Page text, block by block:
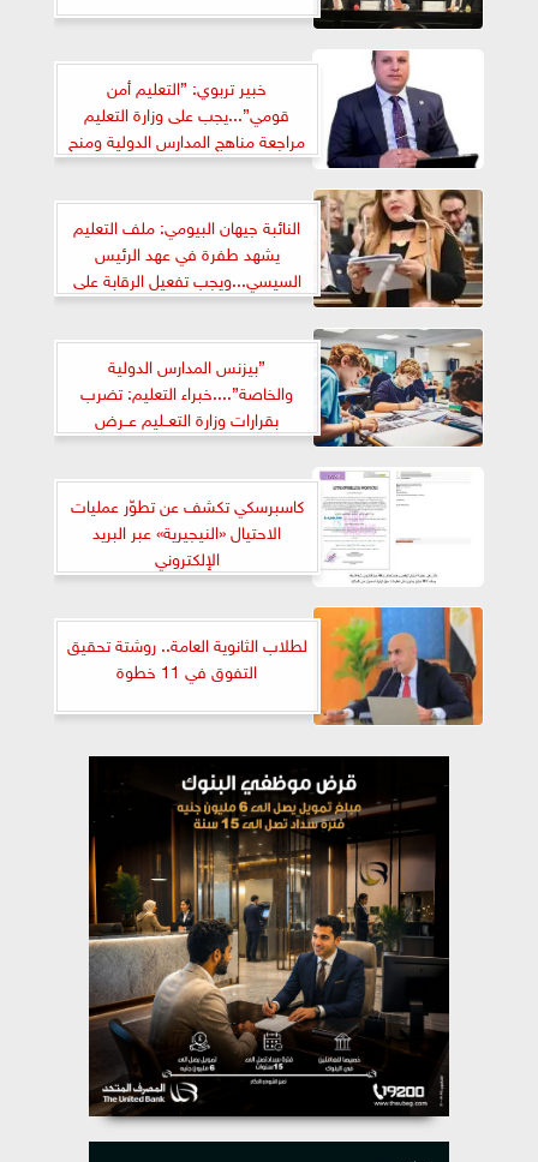
خبير تربوي: ”التعليم أمن
قومي”...يجب على وزارة التعليم
مراجعة مناهج المدارس الدولية ومنح
المعلمين رخصة مزاولة
النائبة جيهان البيومي: ملف التعليم
يشهد طفرة في عهد الرئيس
السيسي...ويجب تفعيل الرقابة على
المدارس الخاصة والدولية
”بيزنس المدارس الدولية
والخاصة”....خبراء التعليم: تضرب
بقرارات وزارة التعــليم عــرض
الحائط...ونواب يطــالبون بتشديد
المدارس الدولية أصبح «سبوبة»
كاسبرسكي تكشف عن تطوّر عمليات
الاحتيال «النيجيرية» عبر البريد
الإلكتروني
لطلاب الثانوية العامة.. روشتة تحقيق
التفوق في 11 خطوة